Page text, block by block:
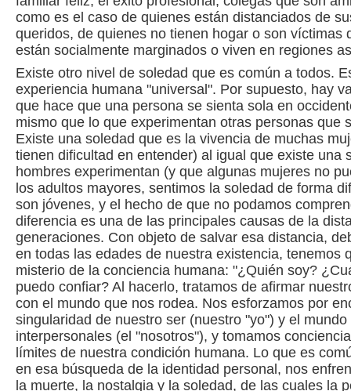
como es el caso de quienes están distanciados de
queridos, de quienes no tienen hogar o son víctimas
están socialmente marginados o viven en regiones
Existe otro nivel de soledad que es común a todos.
experiencia humana "universal". Por supuesto, hay
que hace que una persona se sienta sola en
mismo que lo que experimentan otras personas que
Existe una soledad que es la vivencia de muchas
tienen dificultad en entender) al igual que existe una
hombres experimentan (y que algunas mujeres no
los adultos mayores, sentimos la soledad de forma
son jóvenes, y el hecho de que no podamos
diferencia es una de las principales causas de la
generaciones. Con objeto de salvar esa distancia,
en todas las edades de nuestra existencia, tenemos
misterio de la conciencia humana: "¿Quién soy?
puedo confiar? Al hacerlo, tratamos de afirmar
con el mundo que nos rodea. Nos esforzamos por
singularidad de nuestro ser (nuestro "yo") y el
interpersonales (el "nosotros"), y tomamos
límites de nuestra condición humana. Lo que es
en esa búsqueda de la identidad personal, nos
la muerte, la nostalgia y la soledad, de las cuales la